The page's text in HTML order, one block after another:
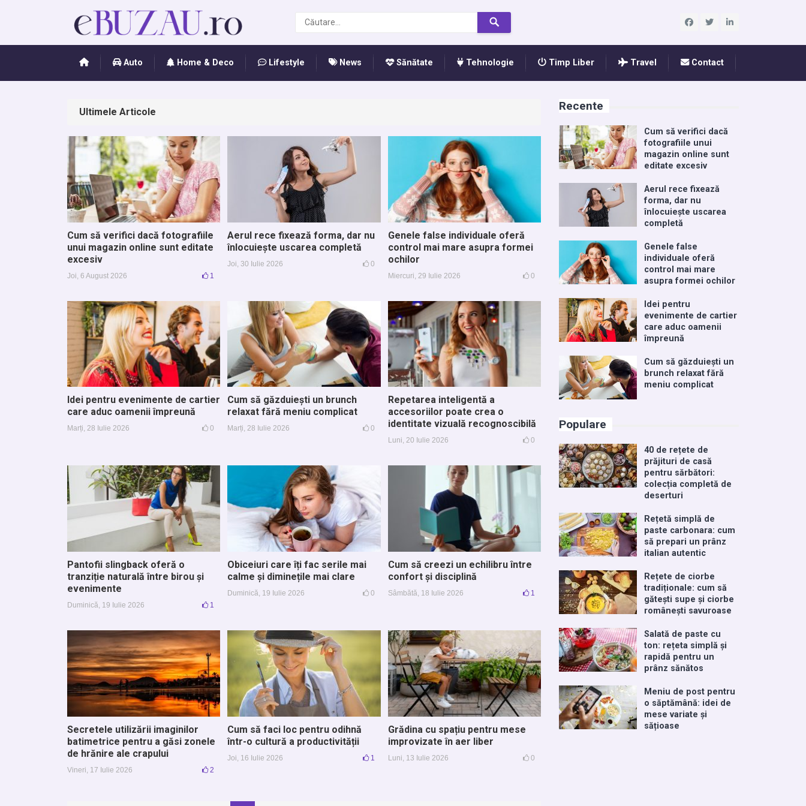
Auto Home & Deco Lifestyle News Sănătate Tehnologie Timp Liber Travel Contact
Ultimele Articole
Cum să verifici dacă fotografiile
unui magazin online sunt editate
excesiv
Joi, 6 August 2026 1
Aerul rece fixează forma, dar nu
înlocuiește uscarea completă
Joi, 30 Iulie 2026 0
Genele false individuale oferă
control mai mare asupra formei
ochilor
Miercuri, 29 Iulie 2026 0
Idei pentru evenimente de cartier
care aduc oamenii împreună
Marți, 28 Iulie 2026 0
Cum să găzduiești un brunch
relaxat fără meniu complicat
Marți, 28 Iulie 2026 0
Repetarea inteligentă a
accesoriilor poate crea o
identitate vizuală recognoscibilă
Luni, 20 Iulie 2026 0
Pantofii slingback oferă o
tranziție naturală între birou și
evenimente
Duminică, 19 Iulie 2026 1
Obiceiuri care îți fac serile mai
calme și diminețile mai clare
Duminică, 19 Iulie 2026 0
Cum să creezi un echilibru între
confort și disciplină
Sâmbătă, 18 Iulie 2026 1
Secretele utilizării imaginilor
batimetrice pentru a găsi zonele
de hrănire ale crapului
Vineri, 17 Iulie 2026 2
Cum să faci loc pentru odihnă
într-o cultură a productivității
Joi, 16 Iulie 2026 1
Grădina cu spațiu pentru mese
improvizate în aer liber
Luni, 13 Iulie 2026 0
Recente
Cum să verifici dacă
fotografiile unui
magazin online sunt
editate excesiv
Aerul rece fixează
forma, dar nu
înlocuiește uscarea
completă
Genele false
individuale oferă
control mai mare
asupra formei ochilor
Idei pentru
evenimente de cartier
care aduc oamenii
împreună
Cum să găzduiești un
brunch relaxat fără
meniu complicat
Populare
40 de rețete de
prăjituri de casă
pentru sărbători:
colecția completă de
deserturi
Rețetă simplă de
paste carbonara: cum
să prepari un prânz
italian autentic
Rețete de ciorbe
tradiționale: cum să
gătești supe și ciorbe
românești savuroase
Salată de paste cu
ton: rețeta simplă și
rapidă pentru un
prânz sănătos
Meniu de post pentru
o săptămână: idei de
mese variate și
sățioase